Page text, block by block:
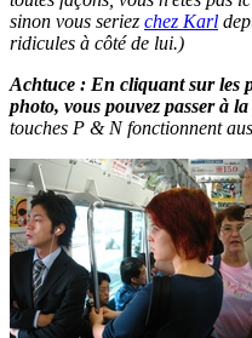
sinon vous seriez chez Karl
ridicules à côté de lui.)
Achtuce : En cliquant sur les
photo, vous pouvez passer à
touches P & N fonctionnent